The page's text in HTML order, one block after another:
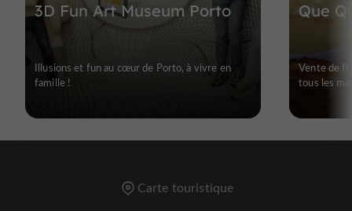
3D Fun Art Museum Porto
Illusions et fun au cœur de Porto, à vivre en
famille !
Que
Vente de
tous les
Carte touristique